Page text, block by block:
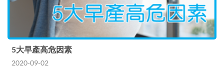
5大早產高危因素
2020-09-02